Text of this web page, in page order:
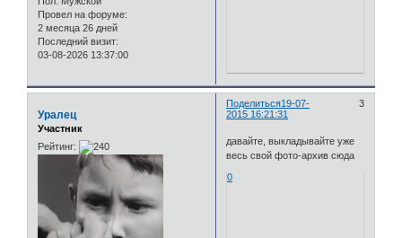
Провел на форуме:
2 месяца 26 дней
Последний визит:
03-08-2026 13:37:00
Поделиться 3
19-07-
2015 16:21:31
Уралец
Участник
Рейтинг:
давайте, выкладывайте уже
весь свой фото-архив сюда
0